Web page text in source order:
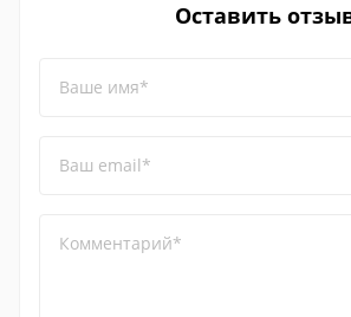
Оставить
Ваше имя*
Ваш email*
Комментарий*